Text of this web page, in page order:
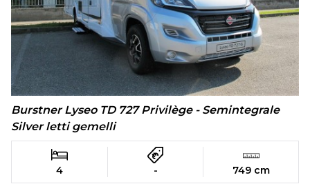
Burstner Lyseo TD 727 Privilège - Semintegrale
Silver letti gemelli
4 - 749 cm